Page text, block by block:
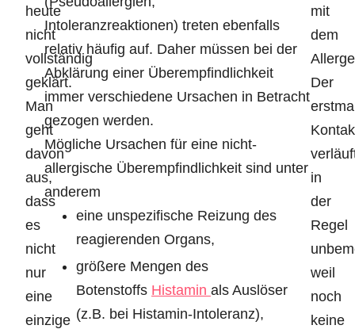
heute
nicht
vollständig
geklärt.
Man
geht
davon
aus,
dass
es
nicht
nur
eine
einzige
Intoleranzreaktionen) treten ebenfalls
relativ häufig auf. Daher müssen bei der
Abklärung einer Überempfindlichkeit
immer verschiedene Ursachen in Betracht
gezogen werden.
Mögliche Ursachen für eine nicht-
allergische Überempfindlichkeit sind unter
anderem
eine unspezifische Reizung des
reagierenden Organs,
größere Mengen des
Botenstoffs Histamin als Auslöser
(z.B. bei Histamin-Intoleranz),
mit
dem
Der
in
der
Regel
weil
noch
keine